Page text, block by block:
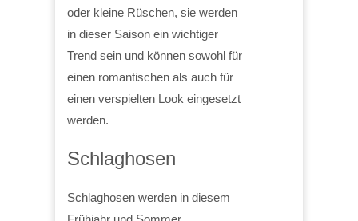
oder kleine Rüschen, sie werden
in dieser Saison ein wichtiger
Trend sein und können sowohl für
einen romantischen als auch für
einen verspielten Look eingesetzt
werden.
Schlaghosen
Schlaghosen werden in diesem